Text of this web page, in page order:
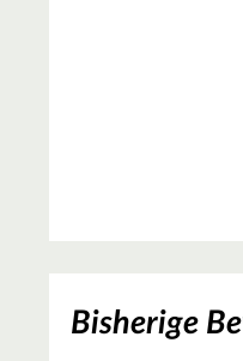
Bisherige